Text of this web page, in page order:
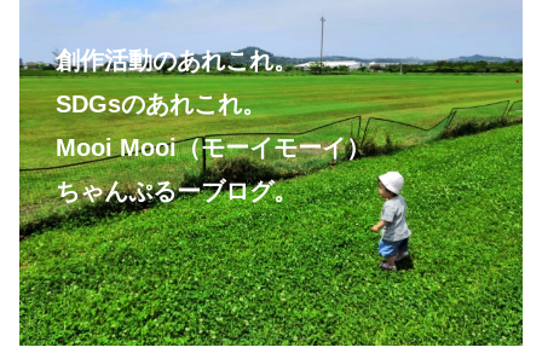
創作活動のあれこれ。
SDGsのあれこれ。
Mooi Mooi（モーイモーイ）
ちゃんぷるーブログ。